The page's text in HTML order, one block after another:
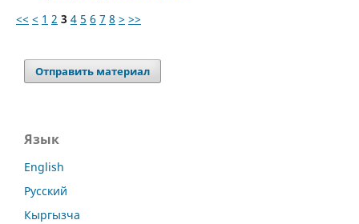
<< < 1 2 3 4 5 6 7 8 > >>
Отправить материал
Язык
English
Русский
Кыргызча